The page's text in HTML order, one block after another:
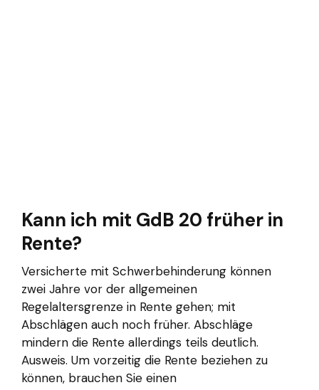
Kann ich mit GdB 20 früher in
Rente?
Versicherte mit Schwerbehinderung können
zwei Jahre vor der allgemeinen
Regelaltersgrenze in Rente gehen; mit
Abschlägen auch noch früher. Abschläge
mindern die Rente allerdings teils deutlich.
Ausweis. Um vorzeitig die Rente beziehen zu
können, brauchen Sie einen